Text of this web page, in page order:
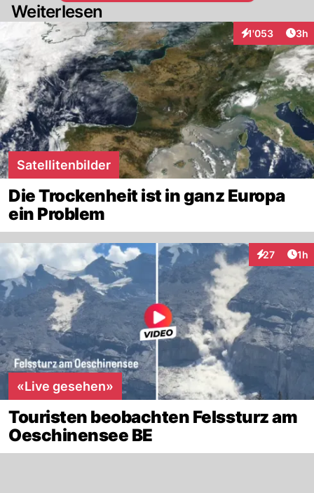
Weiterlesen
1'053
Interaktionen3h
Satellitenbilder
Die Trockenheit ist in ganz Europa
ein Problem
27 1h
«Live gesehen»
Touristen beobachten Felssturz am
Oeschinensee BE